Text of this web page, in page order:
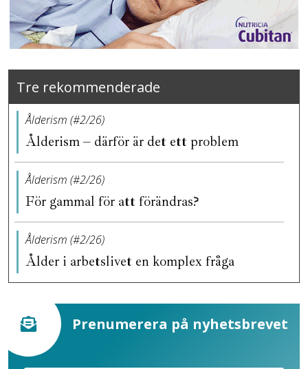
Tre rekommenderade
Ålderism (#2/26)
Ålderism – därför är det ett problem
Ålderism (#2/26)
För gammal för att förändras?
Ålderism (#2/26)
Ålder i arbetslivet en komplex fråga
Prenumerera på nyhetsbrevet